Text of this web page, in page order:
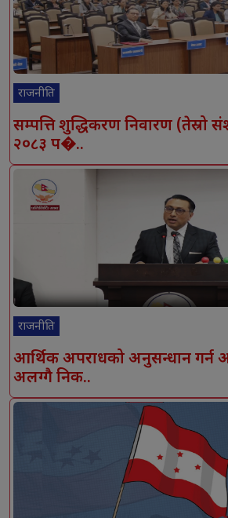
राजनीति
सम्पत्ति शुद्धिकरण निवारण (तेस्रो
२०८३ प�..
राजनीति
आर्थिक अपराधको अनुसन्धान गर्न
अलग्गै निक..